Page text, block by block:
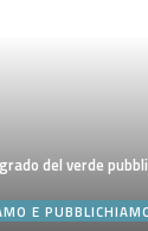
del verde
E